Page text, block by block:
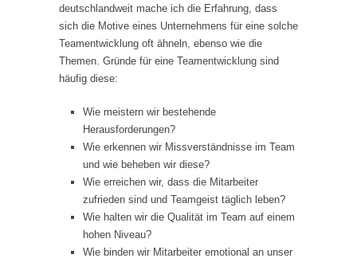
deutschlandweit mache ich die Erfahrung, dass
sich die Motive eines Unternehmens für eine solche
Teamentwicklung oft ähneln, ebenso wie die
Themen. Gründe für eine Teamentwicklung sind
häufig diese:
Wie meistern wir bestehende
Herausforderungen?
Wie erkennen wir Missverständnisse im Team
und wie beheben wir diese?
Wie erreichen wir, dass die Mitarbeiter
zufrieden sind und Teamgeist täglich leben?
Wie halten wir die Qualität im Team auf einem
hohen Niveau?
Wie binden wir Mitarbeiter emotional an unser